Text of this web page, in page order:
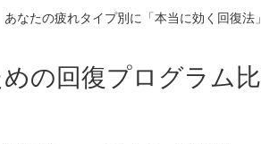
あなたの疲れタイプ別に「本当に効く回復法
の回復プログラム